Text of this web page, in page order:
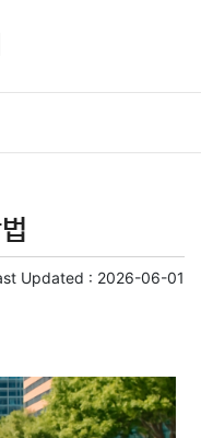
Updated : 2026-06-01